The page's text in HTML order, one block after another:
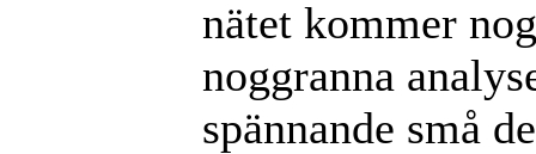
nätet kommer
noggranna
spännande små